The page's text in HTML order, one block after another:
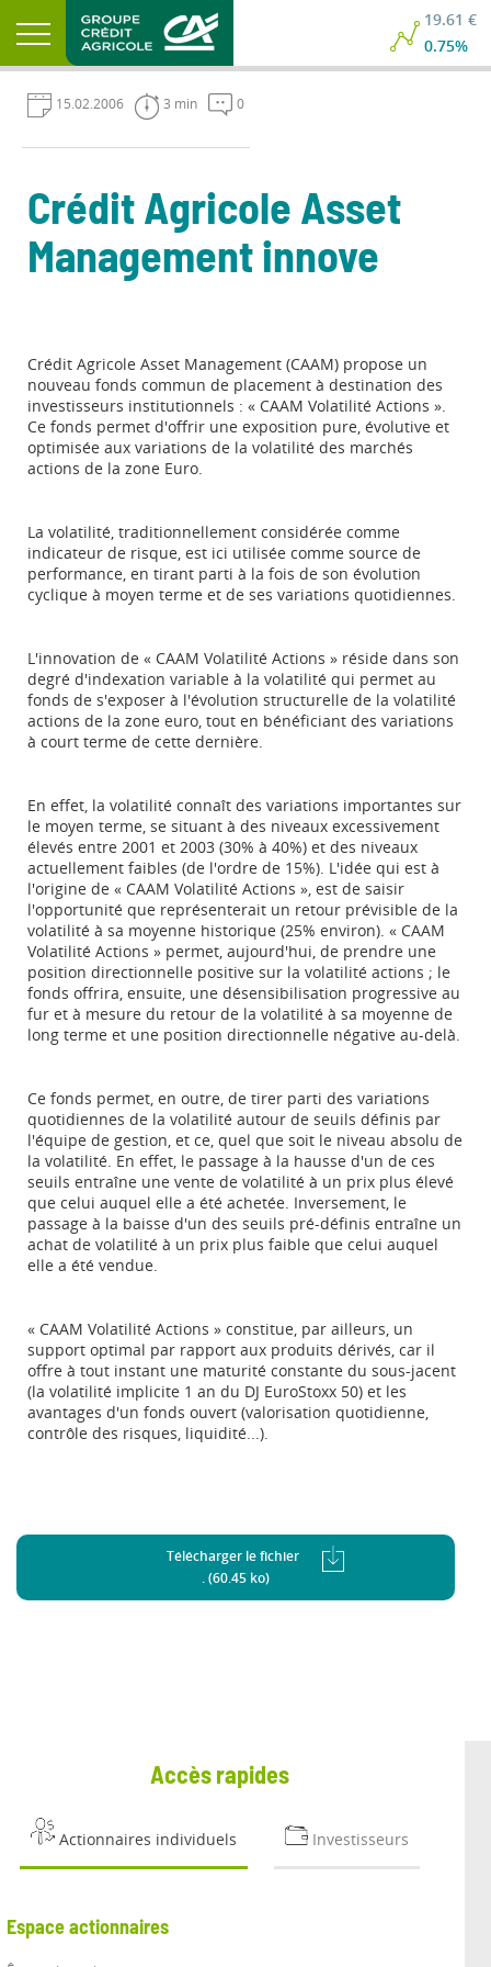
19.61 €
0.75%
15.02.2006 3 min 0
Crédit Agricole Asset
Management innove
Crédit Agricole Asset Management (CAAM) propose un
nouveau fonds commun de placement à destination des
investisseurs institutionnels : « CAAM Volatilité Actions ».
Ce fonds permet d'offrir une exposition pure, évolutive et
optimisée aux variations de la volatilité des marchés
actions de la zone Euro.
La volatilité, traditionnellement considérée comme
indicateur de risque, est ici utilisée comme source de
performance, en tirant parti à la fois de son évolution
cyclique à moyen terme et de ses variations quotidiennes.
L'innovation de « CAAM Volatilité Actions » réside dans son
degré d'indexation variable à la volatilité qui permet au
fonds de s'exposer à l'évolution structurelle de la volatilité
actions de la zone euro, tout en bénéficiant des variations
à court terme de cette dernière.
En effet, la volatilité connaît des variations importantes sur
le moyen terme, se situant à des niveaux excessivement
élevés entre 2001 et 2003 (30% à 40%) et des niveaux
actuellement faibles (de l'ordre de 15%). L'idée qui est à
l'origine de « CAAM Volatilité Actions », est de saisir
l'opportunité que représenterait un retour prévisible de la
volatilité à sa moyenne historique (25% environ). « CAAM
Volatilité Actions » permet, aujourd'hui, de prendre une
position directionnelle positive sur la volatilité actions ; le
fonds offrira, ensuite, une désensibilisation progressive au
fur et à mesure du retour de la volatilité à sa moyenne de
long terme et une position directionnelle négative au-delà.
Ce fonds permet, en outre, de tirer parti des variations
quotidiennes de la volatilité autour de seuils définis par
l'équipe de gestion, et ce, quel que soit le niveau absolu de
la volatilité. En effet, le passage à la hausse d'un de ces
seuils entraîne une vente de volatilité à un prix plus élevé
que celui auquel elle a été achetée. Inversement, le
passage à la baisse d'un des seuils pré-définis entraîne un
achat de volatilité à un prix plus faible que celui auquel
elle a été vendue.
« CAAM Volatilité Actions » constitue, par ailleurs, un
support optimal par rapport aux produits dérivés, car il
offre à tout instant une maturité constante du sous-jacent
(la volatilité implicite 1 an du DJ EuroStoxx 50) et les
avantages d'un fonds ouvert (valorisation quotidienne,
contrôle des risques, liquidité...).
Télécharger le fichier
. (60.45 ko)
Accès rapides
Actionnaires individuels Investisseurs
Espace actionnaires